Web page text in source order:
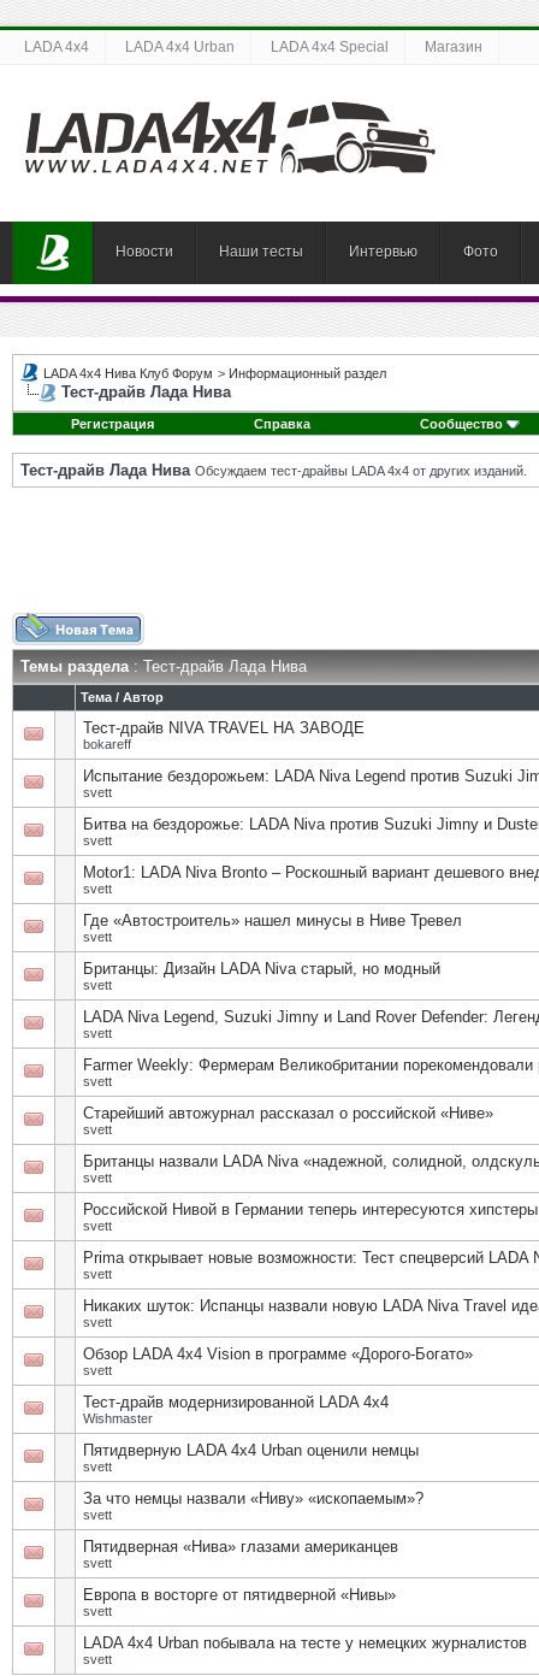
LADA 4x4 LADA 4x4 Urban LADA 4x4 Special Магазин
Новости Наши тесты Интервью Фото
LADA 4x4 Нива Клуб Форум > Информационный раздел
Тест-драйв Лада Нива
Регистрация Справка Сообщество
Тест-драйв Лада Нива Обсуждаем тест-драйвы LADA 4x4 от других изданий.
Темы раздела: Тест-драйв Лада Нива
Тема / Автор
Тест-драйв NIVA TRAVEL НА ЗАВОДЕ
bokareff
Испытание бездорожьем: LADA Niva Legend против Suzuki
svett
Битва на бездорожье: LADA Niva против Suzuki Jimny и
svett
Motor1: LADA Niva Bronto – Роскошный вариант дешевого
svett
Где «Автостроитель» нашел минусы в Ниве Тревел
svett
Британцы: Дизайн LADA Niva старый, но модный
svett
LADA Niva Legend, Suzuki Jimny и Land Rover Defender:
svett
Farmer Weekly: Фермерам Великобритании
svett
Старейший автожурнал рассказал о российской «Ниве»
svett
Британцы назвали LADA Niva «надежной, солидной,
svett
Российской Нивой в Германии теперь интересуются
svett
Prima открывает новые возможности: Тест спецверсий LADA
svett
Никаких шуток: Испанцы назвали новую LADA Niva Travel
svett
Обзор LADA 4x4 Vision в программе «Дорого-Богато»
svett
Тест-драйв модернизированной LADA 4x4
Wishmaster
Пятидверную LADA 4х4 Urban оценили немцы
svett
За что немцы назвали «Ниву» «ископаемым»?
svett
Пятидверная «Нива» глазами американцев
svett
Европа в восторге от пятидверной «Нивы»
svett
LADA 4x4 Urban побывала на тесте у немецких журналистов
svett